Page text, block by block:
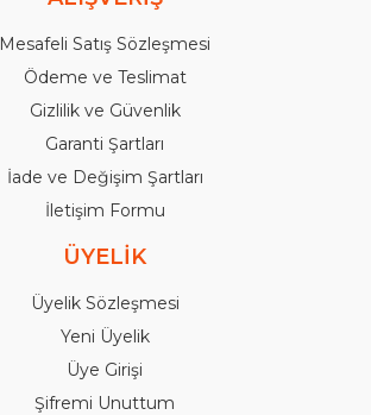
Mesafeli Satış Sözleşmesi
Ödeme ve Teslimat
Gizlilik ve Güvenlik
Garanti Şartları
İade ve Değişim Şartları
İletişim Formu
ÜYELİK
Üyelik Sözleşmesi
Yeni Üyelik
Üye Girişi
Şifremi Unuttum